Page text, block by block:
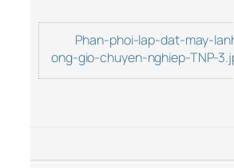
Phan-phoi-lap-dat-may-
ong-gio-chuyen-nghiep-TNP-